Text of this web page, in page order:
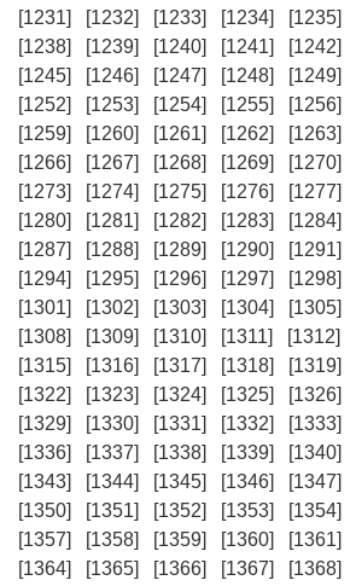
[1231]
[1232] [1233] [1234] [1235]
[1238]
[1239] [1240] [1241] [1242]
[1245]
[1246] [1247] [1248] [1249]
[1252]
[1253] [1254] [1255] [1256]
[1259]
[1260] [1261] [1262] [1263]
[1266]
[1267] [1268] [1269] [1270]
[1273]
[1274] [1275] [1276] [1277]
[1280]
[1281] [1282] [1283] [1284]
[1287]
[1288] [1289] [1290] [1291]
[1294]
[1295] [1296] [1297] [1298]
[1301]
[1302] [1303] [1304] [1305]
[1308]
[1309] [1310] [1311] [1312]
[1315]
[1316] [1317] [1318] [1319]
[1322]
[1323] [1324] [1325] [1326]
[1329]
[1330] [1331] [1332] [1333]
[1336]
[1337] [1338] [1339] [1340]
[1343]
[1344] [1345] [1346] [1347]
[1350]
[1351] [1352] [1353] [1354]
[1357]
[1358] [1359] [1360] [1361]
[1364]
[1365] [1366] [1367] [1368]